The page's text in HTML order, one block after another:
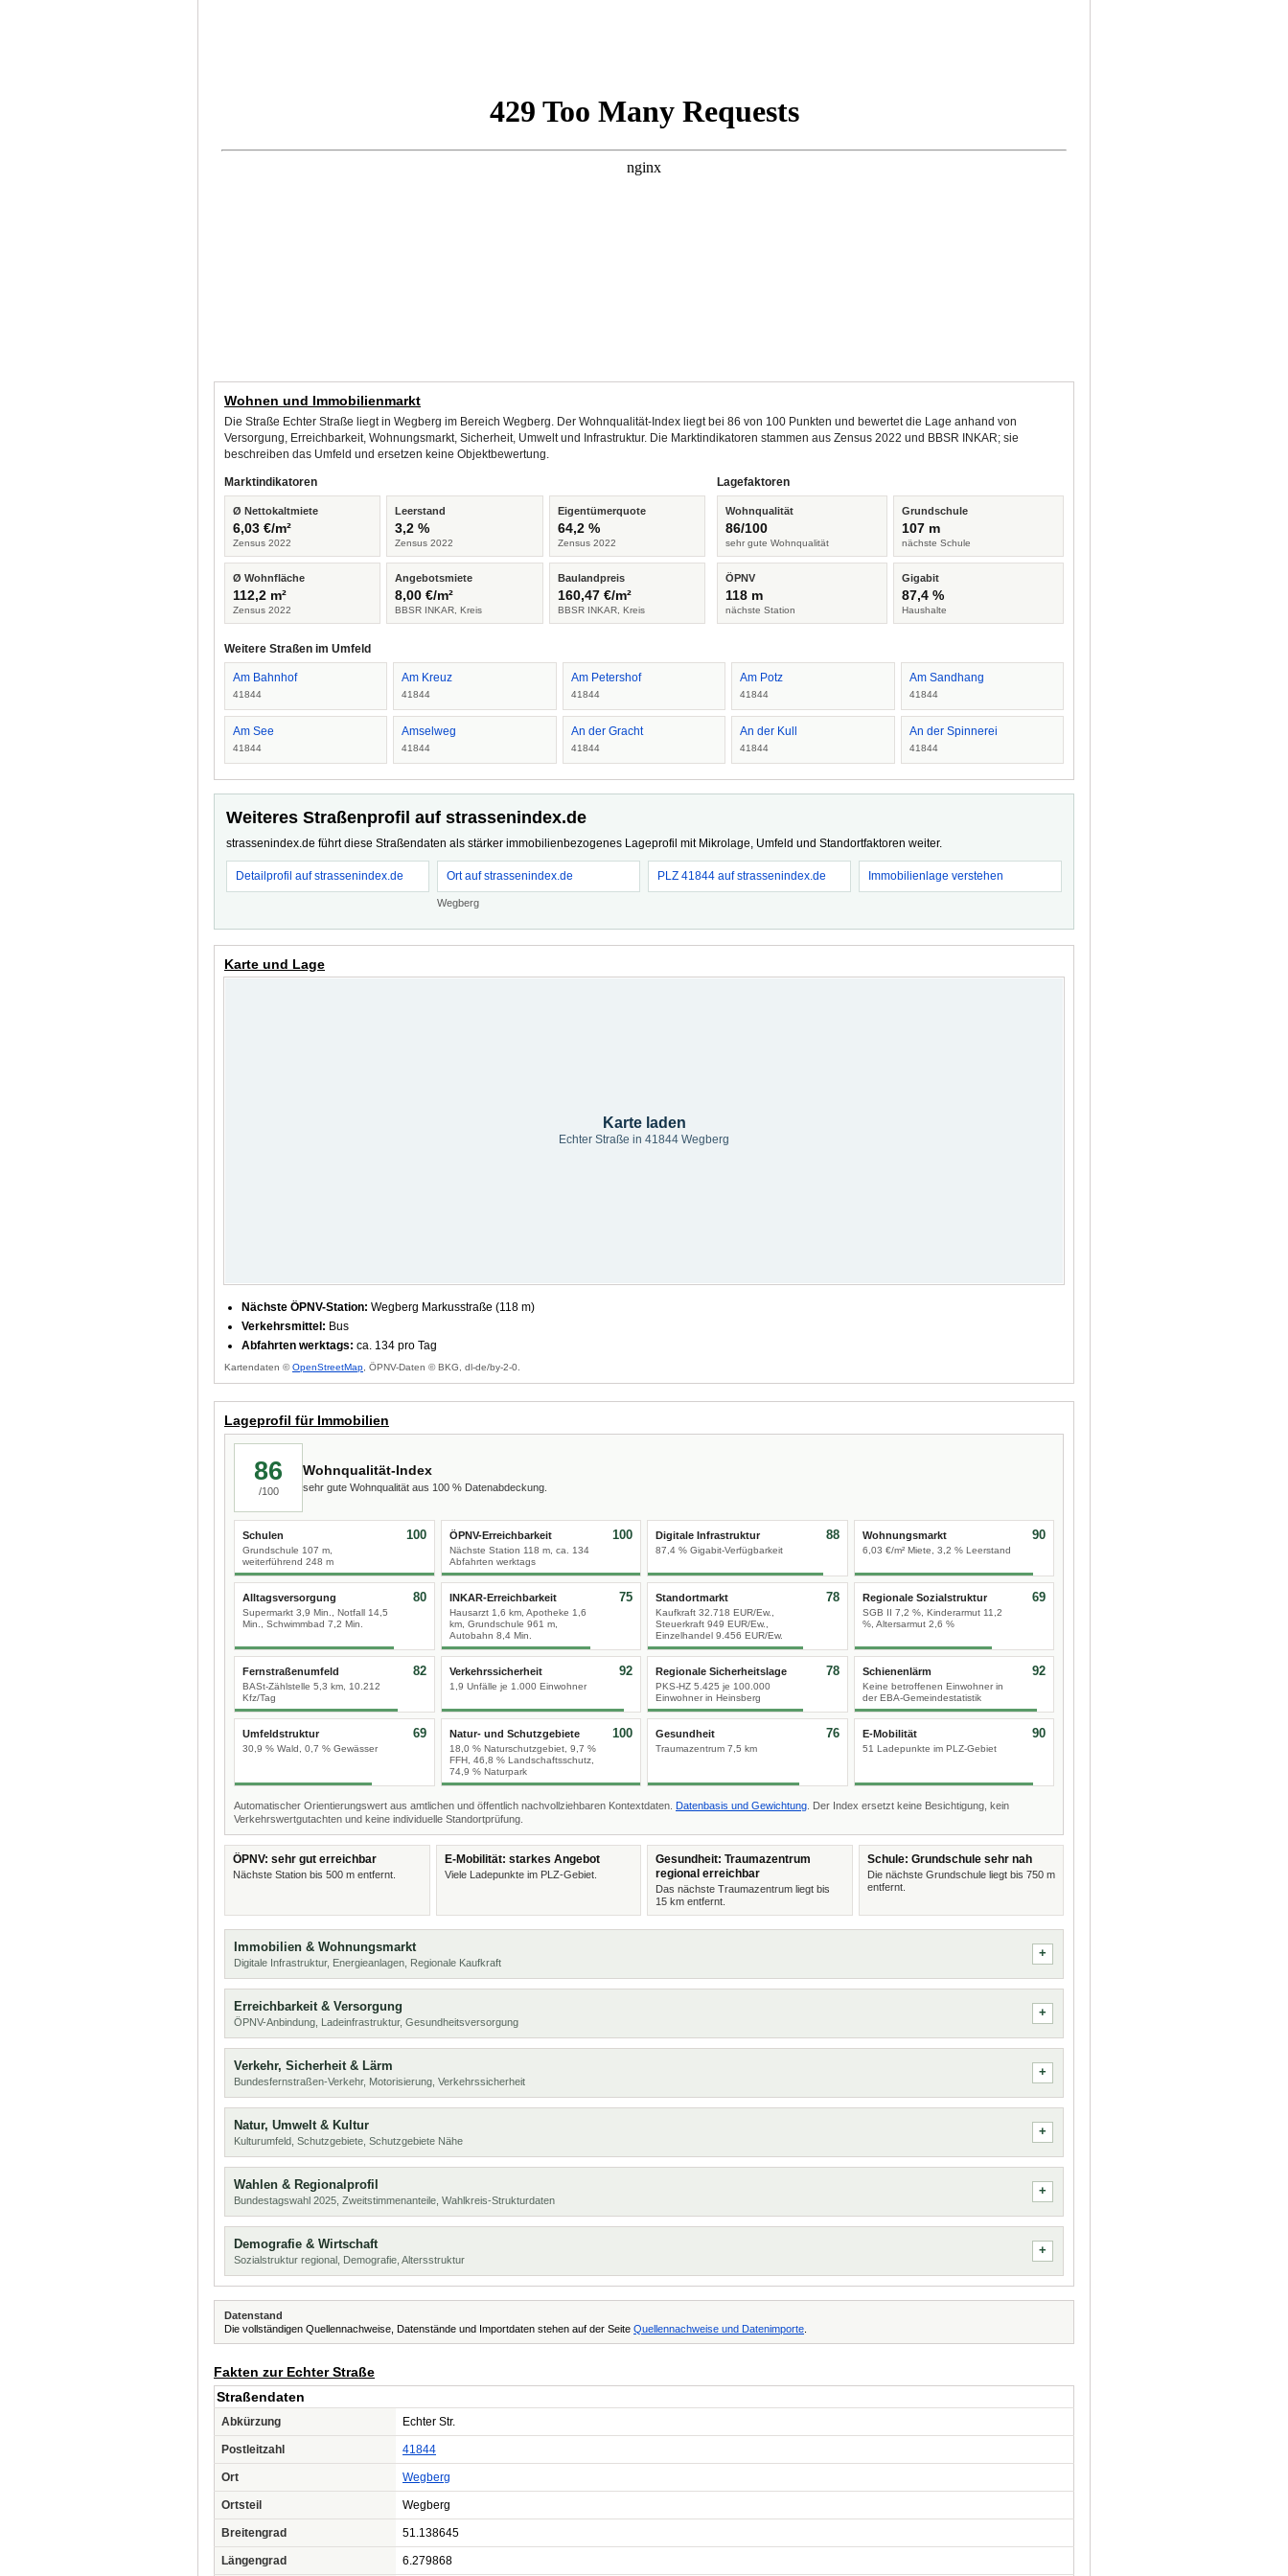
Wohnen und Immobilienmarkt
Die Straße Echter Straße liegt in Wegberg im Bereich Wegberg. Der Wohnqualität-Index liegt bei 86 von 100 Punkten und bewertet die Lage anhand von
Versorgung, Erreichbarkeit, Wohnungsmarkt, Sicherheit, Umwelt und Infrastruktur. Die Marktindikatoren stammen aus Zensus 2022 und BBSR INKAR; sie
beschreiben das Umfeld und ersetzen keine Objektbewertung.
Marktindikatoren
Ø Nettokaltmiete
6,03 €/m²
Zensus 2022
Leerstand
3,2 %
Zensus 2022
Eigentümerquote
64,2 %
Zensus 2022
Ø Wohnfläche
112,2 m²
Zensus 2022
Angebotsmiete
8,00 €/m²
BBSR INKAR, Kreis
Baulandpreis
160,47 €/m²
BBSR INKAR, Kreis
Lagefaktoren
Wohnqualität
86/100
sehr gute Wohnqualität
Grundschule
107 m
nächste Schule
ÖPNV
118 m
nächste Station
Gigabit
87,4 %
Haushalte
Weitere Straßen im Umfeld
Am Bahnhof
41844
Am Kreuz
41844
Am Petershof
41844
Am Potz
41844
Am Sandhang
41844
Am See
41844
Amselweg
41844
An der Gracht
41844
An der Kull
41844
An der Spinnerei
41844
Weiteres Straßenprofil auf strassenindex.de
strassenindex.de führt diese Straßendaten als stärker immobilienbezogenes Lageprofil mit Mikrolage, Umfeld und Standortfaktoren weiter.
Detailprofil auf strassenindex.de Ort auf strassenindex.de
Wegberg
PLZ 41844 auf strassenindex.de Immobilienlage verstehen
Karte und Lage
Karte laden
Echter Straße in 41844 Wegberg
Nächste ÖPNV-Station: Wegberg Markusstraße (118 m)
Verkehrsmittel: Bus
Abfahrten werktags: ca. 134 pro Tag
Kartendaten ©OpenStreetMap , ÖPNV-Daten © BKG, dl-de/by-2-0.
Lageprofil für Immobilien
86
/100
Wohnqualität-Index
sehr gute Wohnqualität aus 100 % Datenabdeckung.
Schulen
Grundschule 107 m,
weiterführend 248 m
100 ÖPNV-Erreichbarkeit
Nächste Station 118 m, ca. 134
Abfahrten werktags
100 Digitale Infrastruktur
87,4 % Gigabit-Verfügbarkeit
88 Wohnungsmarkt
6,03 €/m² Miete, 3,2 % Leerstand
90
Alltagsversorgung
Supermarkt 3,9 Min., Notfall 14,5
Min., Schwimmbad 7,2 Min.
80 INKAR-Erreichbarkeit
Hausarzt 1,6 km, Apotheke 1,6
km, Grundschule 961 m,
Autobahn 8,4 Min.
75 Standortmarkt
Kaufkraft 32.718 EUR/Ew.,
Steuerkraft 949 EUR/Ew.,
Einzelhandel 9.456 EUR/Ew.
78 Regionale Sozialstruktur
SGB II 7,2 %, Kinderarmut 11,2
%, Altersarmut 2,6 %
69
Fernstraßenumfeld
BASt-Zählstelle 5,3 km, 10.212
Kfz/Tag
82 Verkehrssicherheit
1,9 Unfälle je 1.000 Einwohner
92 Regionale Sicherheitslage
PKS-HZ 5.425 je 100.000
Einwohner in Heinsberg
78 Schienenlärm
Keine betroffenen Einwohner in
der EBA-Gemeindestatistik
92
Umfeldstruktur
30,9 % Wald, 0,7 % Gewässer
69 Natur- und Schutzgebiete
18,0 % Naturschutzgebiet, 9,7 %
FFH, 46,8 % Landschaftsschutz,
74,9 % Naturpark
100 Gesundheit
Traumazentrum 7,5 km
76 E-Mobilität
51 Ladepunkte im PLZ-Gebiet
90
Automatischer Orientierungswert aus amtlichen und öffentlich nachvollziehbaren Kontextdaten. Datenbasis und Gewichtung . Der Index ersetzt keine Besichtigung, kein
Verkehrswertgutachten und keine individuelle Standortprüfung.
ÖPNV: sehr gut erreichbar
Nächste Station bis 500 m entfernt.
E-Mobilität: starkes Angebot
Viele Ladepunkte im PLZ-Gebiet.
Gesundheit: Traumazentrum
regional erreichbar
Das nächste Traumazentrum liegt bis
15 km entfernt.
Schule: Grundschule sehr nah
Die nächste Grundschule liegt bis 750 m
entfernt.
Immobilien & Wohnungsmarkt
Digitale Infrastruktur, Energieanlagen, Regionale Kaufkraft
Erreichbarkeit & Versorgung
ÖPNV-Anbindung, Ladeinfrastruktur, Gesundheitsversorgung
Verkehr, Sicherheit & Lärm
Bundesfernstraßen-Verkehr, Motorisierung, Verkehrssicherheit
Natur, Umwelt & Kultur
Kulturumfeld, Schutzgebiete, Schutzgebiete Nähe
Wahlen & Regionalprofil
Bundestagswahl 2025, Zweitstimmenanteile, Wahlkreis-Strukturdaten
Demografie & Wirtschaft
Sozialstruktur regional, Demografie, Altersstruktur
Datenstand
Die vollständigen Quellennachweise, Datenstände und Importdaten stehen auf der Seite Quellennachweise und Datenimporte
Fakten zur Echter Straße
Straßendaten
Abkürzung Echter Str.
Postleitzahl 41844
Ort Wegberg
Ortsteil Wegberg
Breitengrad 51.138645
Längengrad 6.279868